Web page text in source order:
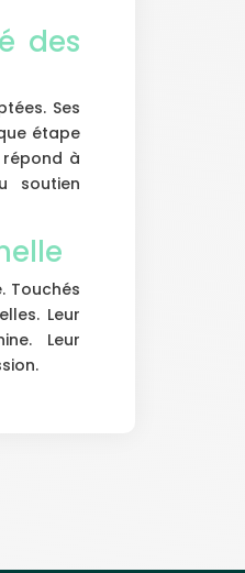
des
Ses
étape
à
soutien
Touchés
Leur
Leur